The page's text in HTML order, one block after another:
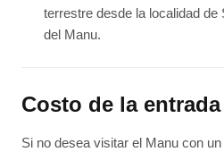
terrestre desde la localidad de
del Manu.
Costo de la entrada
Si no desea visitar el Manu con